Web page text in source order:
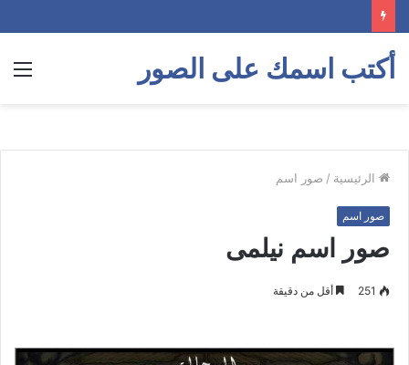
أكتب اسمك على الصور
الرئيسية / صور اسم
صور اسم
صور اسم نيلمى
251 أقل من دقيقة